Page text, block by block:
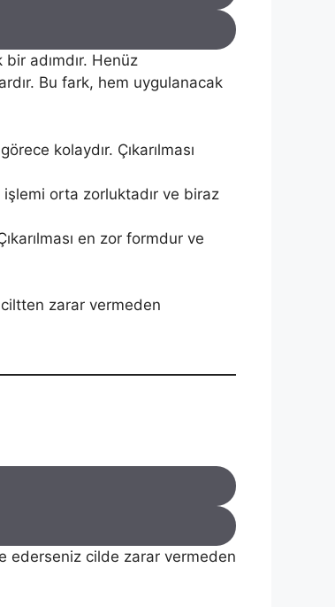
adımdır. Henüz
Bu fark, hem uygulanacak
kolaydır. Çıkarılması
işlemi orta zorluktadır ve biraz
en zor formdur ve
zarar vermeden
ederseniz cilde zarar vermeden